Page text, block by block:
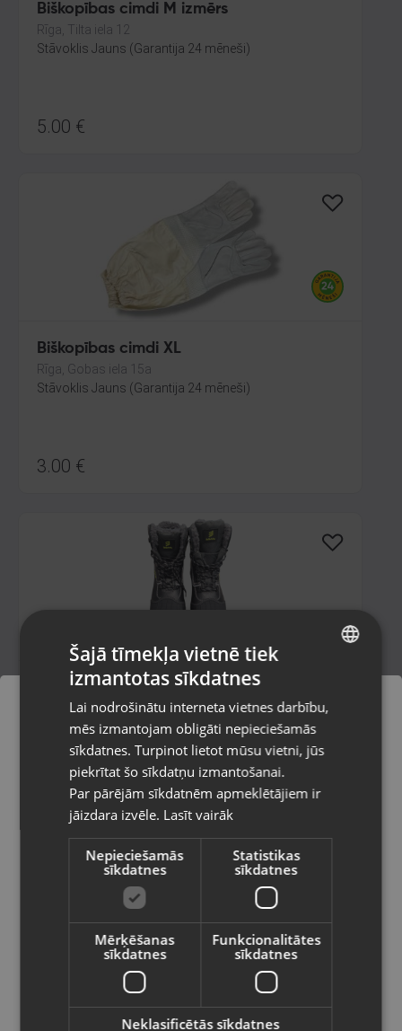
Biškopības cimdi M izmērs
Rīga, Tilta iela 12
Stāvoklis Jauns (Garantija 24 mēneši)
5.00 €
Biškopības cimdi XL
Rīga, Gobas iela 15a
Stāvoklis Jauns (Garantija 24 mēneši)
3.00 €
BoSafety High Winter Snake S3 , 43
izmērs
Olaine, Zemgales iela 37
Stāvoklis Jauns (Garantija 24 mēneši)
35.00€
Biškopības cimdi XXL
Pasūtījumi tiks piegādāti uz
izvēlēto valsti
Vietnes saturs būs attēlots izvēlētajā
valodā
Valsts
Latviešu / Latvian
RUSSIAN
Šajā tīmekļa vietnē tiek
izmantotas sīkdatnes
Lai nodrošinātu interneta vietnes darbību,
mēs izmantojam obligāti nepieciešamās
sīkdatnes. Turpinot lietot mūsu vietni, jūs
piekrītat šo sīkdatņu izmantošanai.
Par pārējām sīkdatnēm apmeklētājiem ir
jāizdara izvēle. Lasīt vairāk
Nepieciešamās
sīkdatnes
Statistikas
sīkdatnes
Mērķēšanas
sīkdatnes
Funkcionalitātes
sīkdatnes
Neklasificētās sīkdatnes